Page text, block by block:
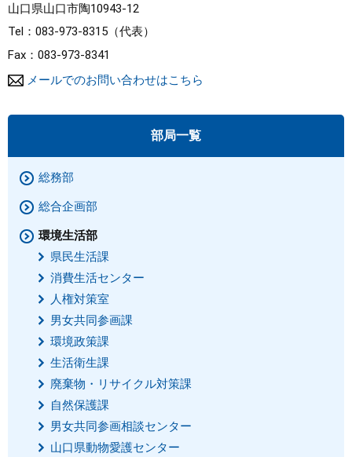
山口県山口市陶10943-12
Tel：083-973-8315
代表
Fax：083-973-8341
メールでのお問い合わせはこちら
部局一覧
総務部
総合企画部
環境生活部
県民生活課
消費生活センター
人権対策室
男女共同参画課
環境政策課
生活衛生課
廃棄物・リサイクル対策課
自然保護課
男女共同参画相談センター
山口県動物愛護センター